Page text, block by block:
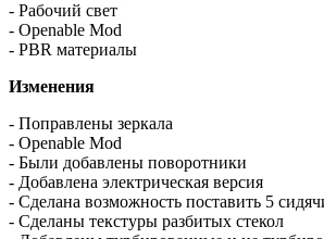
- Рабочий свет
- Openable Mod
- PBR материалы
Изменения
- Поправлены зеркала
- Openable Mod
- Были добавлены поворотники
- Добавлена электрическая версия
- Сделана возможность поставить 5
- Сделаны текстуры разбитых стекол